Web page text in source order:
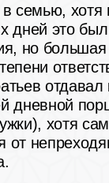
семью, хотя
дней это
но
отдавал
дневной
хотя
от